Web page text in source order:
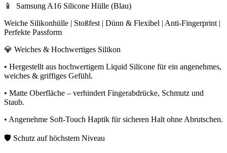
📱 Samsung A16 Silicone Hülle (Blau)
Weiche Silikonhülle | Stoßfest | Dünn & Flexibel | Anti-Fingerprint |
Perfekte Passform
💎 Weiches & Hochwertiges Silikon
• Hergestellt aus hochwertigem Liquid Silicone für ein angenehmes,
weiches & griffiges Gefühl.
• Matte Oberfläche – verhindert Fingerabdrücke, Schmutz und
Staub.
• Angenehme Soft-Touch Haptik für sicheren Halt ohne Abrutschen.
🛡️ Schutz auf höchstem Niveau